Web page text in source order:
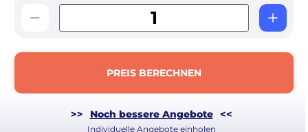
PREIS BERECHNEN
>> Noch bessere Angebote <<
Individuelle Angebote einholen